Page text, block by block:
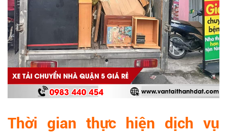
Thời gian thực hiện dịch vụ